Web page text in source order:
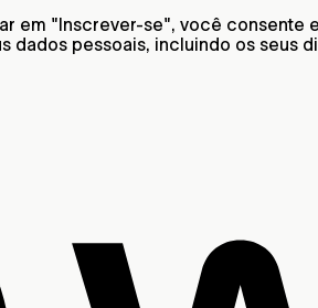
em "Inscrever-se", você
dados pessoais, incluindo os seus